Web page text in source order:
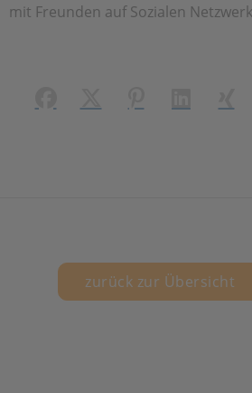
mit Freunden auf Sozialen
zurück zur Übersicht